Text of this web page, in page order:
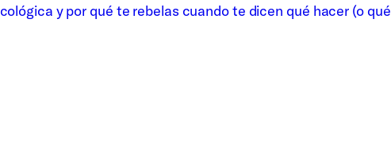
y por qué te rebelas cuando te dicen qué hacer (o qué